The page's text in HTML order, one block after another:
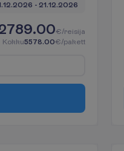
- 21.12.2026
€/reisija
Kokku5578.00€/pakett